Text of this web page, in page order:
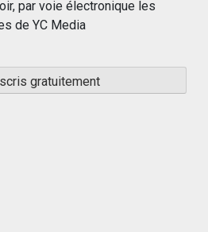
par voie électronique les
de YC Media